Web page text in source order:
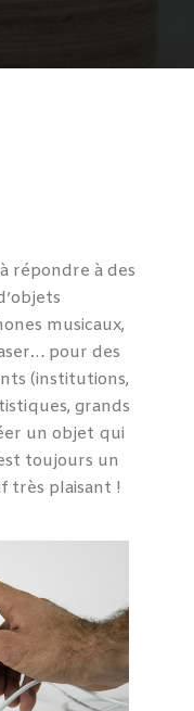
répondre à des
musicaux,
pour des
(institutions,
grands
un objet qui
toujours un
très plaisant !